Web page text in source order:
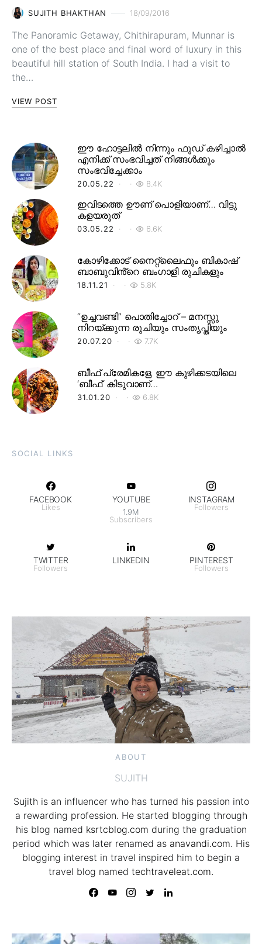
SUJITH BHAKTHAN 18/09/2016
The Panoramic Getaway, Chithirapuram, Munnar is
one of the best place and final word of luxury in this
beautiful hill station of South India. I had a visit to
the…
VIEW POST
ഈ ഹോട്ടലിൽ നിന്നും ഫുഡ് കഴിച്ചാൽ
എനിക്ക് സംഭവിച്ചത് നിങ്ങൾക്കും
സംഭവിച്ചേക്കാം
20.05.22 8.4K
ഇവിടത്തെ ഊണ് പൊളിയാണ്… വിട്ടു
കളയരുത്
03.05.22 6.6K
കോഴിക്കോട് നൈറ്റ്‌ലൈഫും ബികാഷ്
ബാബുവിൻ്റെ ബംഗാളി രുചികളും
18.11.21 5.8K
“ഉച്ചവണ്ടി” പൊതിച്ചോറ് – മനസ്സു
നിറയ്ക്കുന്ന രുചിയും സംതൃപ്തിയും
20.07.20 7.7K
ബീഫ് പ്രേമികളേ, ഈ കുഴിക്കടയിലെ
‘ബീഫ്’ കിടുവാണ്…
31.01.20 6.8K
SOCIAL LINKS
FACEBOOK
Likes
YOUTUBE
1.9M
Subscribers
INSTAGRAM
Followers
TWITTER
Followers
LINKEDIN PINTEREST
Followers
ABOUT
SUJITH
Sujith is an influencer who has turned his passion into
a rewarding profession. He started blogging through
his blog named ksrtcblog.com during the graduation
period which was later renamed as anavandi.com. His
blogging interest in travel inspired him to begin a
travel blog named techtraveleat.com.